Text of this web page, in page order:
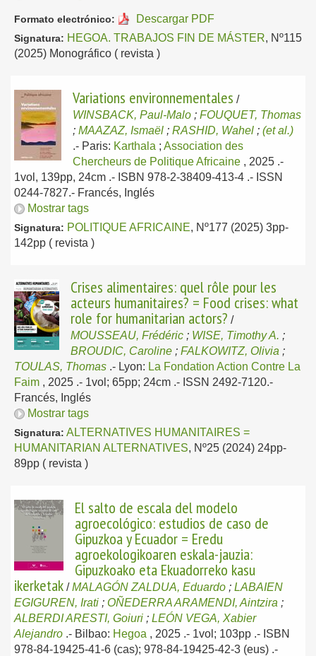
Formato electrónico: Descargar PDF
Signatura: HEGOA. TRABAJOS FIN DE MÁSTER, Nº115
(2025) Monográfico ( revista )
Variations environnementales /
WINSBACK, Paul-Malo ; FOUQUET, Thomas
; MAAZAZ, Ismaël ; RASHID, Wahel ; (et al.)
.- Paris: Karthala ; Association des
Chercheurs de Politique Africaine , 2025 .-
1vol, 139pp, 24cm .- ISBN 978-2-38409-413-4 .- ISSN
0244-7827.- Francés, Inglés
Mostrar tags
Signatura: POLITIQUE AFRICAINE, Nº177 (2025) 3pp-
142pp ( revista )
Crises alimentaires: quel rôle pour les
acteurs humanitaires? = Food crises: what
role for humanitarian actors? /
MOUSSEAU, Frédéric ; WISE, Timothy A. ;
BROUDIC, Caroline ; FALKOWITZ, Olivia ;
TOULAS, Thomas .- Lyon: La Fondation Action Contre La
Faim , 2025 .- 1vol; 65pp; 24cm .- ISSN 2492-7120.-
Francés, Inglés
Mostrar tags
Signatura: ALTERNATIVES HUMANITAIRES =
HUMANITARIAN ALTERNATIVES, Nº25 (2024) 24pp-
89pp ( revista )
El salto de escala del modelo
agroecológico: estudios de caso de
Gipuzkoa y Ecuador = Eredu
agroekologikoaren eskala-jauzia:
Gipuzkoako eta Ekuadorreko kasu
ikerketak /MALAGÓN ZALDUA, Eduardo ; LABAIEN
EGIGUREN, Irati ; OÑEDERRA ARAMENDI, Aintzira ;
ALBERDI ARESTI, Goiuri ; LEÓN VEGA, Xabier
Alejandro .- Bilbao: Hegoa , 2025 .- 1vol; 103pp .- ISBN
978-84-19425-41-6 (cas); 978-84-19425-42-3 (eus) .-